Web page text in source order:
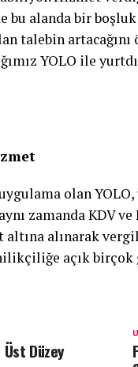
bu alanda bir
talebin
YOLO ile
olan
zamanda KDV
alınarak
açık
Düzey